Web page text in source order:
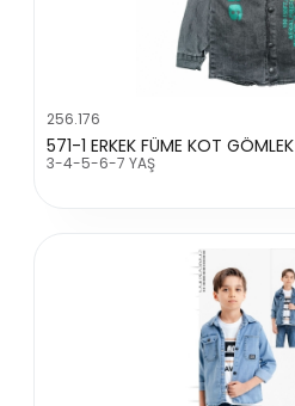
256.176
571-1 ERKEK FÜME KOT GÖMLEK
3-4-5-6-7 YAŞ